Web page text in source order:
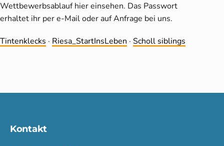
Wettbewerbsablauf hier einsehen. Das Passwort
erhaltet ihr per e-Mail oder auf Anfrage bei uns.
Tintenklecks · Riesa_StartInsLeben · Scholl siblings
Kontakt